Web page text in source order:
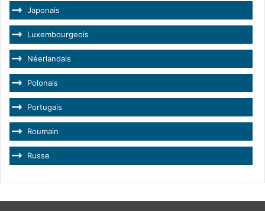
Japonais
Luxembourgeois
Néerlandais
Polonais
Portugais
Roumain
Russe